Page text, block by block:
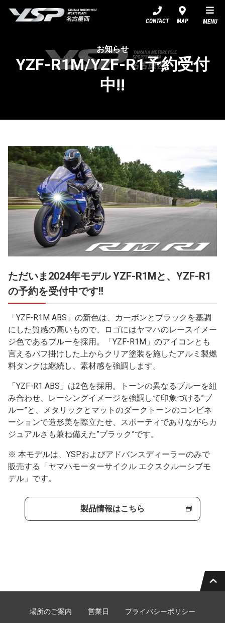
CONTACT MAP MENU
お知らせ
YZF-R1M/YZF-R1予約受付
中!!
ただいま2024年モデル YZF-R1Mと、YZF-R1
の予約を受付中です!!
「YZF-R1M ABS」の新色は、カーボンとブラックを基調
にした質感の高いもので、ロゴにはヤマハのレースイメー
ジ色であるブルーを採用。「YZF-R1M」のアイコンとも
言えるバフ掛けした上からクリア塗装を施したアルミ製燃
料タンクは継続し、素材感を強調します。
「YZF-R1 ABS」は2色を採用。トーンの異なるブルーを組
み合わせ、レーシングイメージを強調して印象づける”ブ
ルー”と、メタリックとマットのダークトーンのコンビネ
ーションで造形美を際立たせ、スポーティでありながらカ
ジュアルさも兼ね備えた”ブラック”です。
※ 本モデルは、YSPおよびアドバンスディーラーのみで
販売する「ヤマハモーターサイクル エクスクルーシブモ
デル」です。
製品情報はこちら
場所のご案内 営業日
プライバシーポリシー